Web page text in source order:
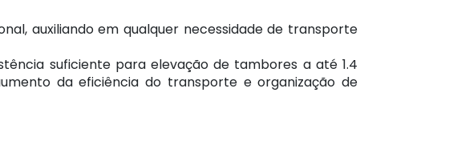
auxiliando em qualquer necessidade de transporte
suficiente para elevação de tambores a até 1.4
da eficiência do transporte e organização de